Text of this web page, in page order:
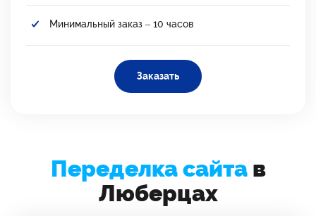
Минимальный заказ – 10 часов
Заказать
Переделка сайтав
Люберцах